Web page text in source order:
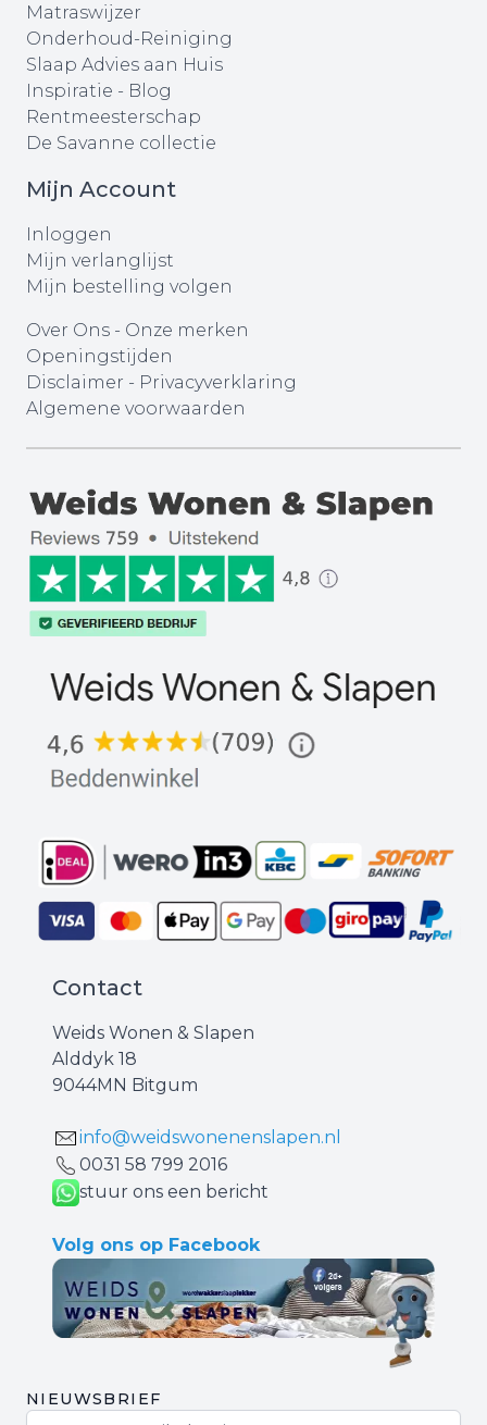
Matraswijzer
Onderhoud-Reiniging
Slaap Advies aan Huis
Inspiratie - Blog
Rentmeesterschap
De Savanne collectie
Mijn Account
Inloggen
Mijn verlanglijst
Mijn bestelling volgen
Over Ons - Onze merken
Openingstijden
Disclaimer - Privacyverklaring
Algemene voorwaarden
Contact
Weids Wonen & Slapen
Alddyk 18
9044MN Bitgum
info@weidswonenenslapen.nl
0031 ‪58 799 2016‬
stuur ons een bericht
Volg ons op Facebook
NIEUWSBRIEF